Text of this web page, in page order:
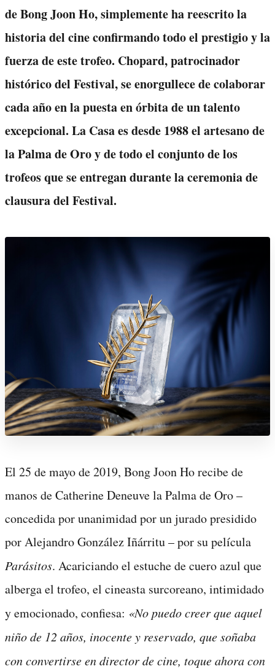
de Bong Joon Ho, simplemente ha reescrito la
historia del cine confirmando todo el prestigio y la
fuerza de este trofeo. Chopard, patrocinador
histórico del Festival, se enorgullece de colaborar
cada año en la puesta en órbita de un talento
excepcional. La Casa es desde 1988 el artesano de
la Palma de Oro y de todo el conjunto de los
trofeos que se entregan durante la ceremonia de
clausura del Festival.
El 25 de mayo de 2019, Bong Joon Ho recibe de
manos de Catherine Deneuve la Palma de Oro –
concedida por unanimidad por un jurado presidido
por Alejandro González Iñárritu – por su película
Parásitos. Acariciando el estuche de cuero azul que
alberga el trofeo, el cineasta surcoreano, intimidado
y emocionado, confiesa: «No puedo creer que aquel
niño de 12 años, inocente y reservado, que soñaba
con convertirse en director de cine, toque ahora con